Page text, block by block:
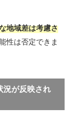
地域差は考慮さ
性は否定できま
況が反映され